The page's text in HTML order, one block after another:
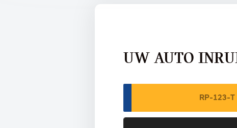
UW AUTO